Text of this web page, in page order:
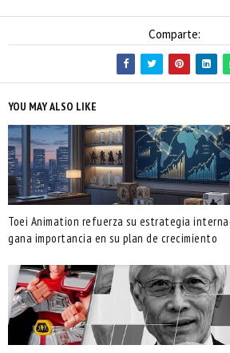
Comparte:
YOU MAY ALSO LIKE
Toei Animation refuerza su estrategia
gana importancia en su plan de crecimiento